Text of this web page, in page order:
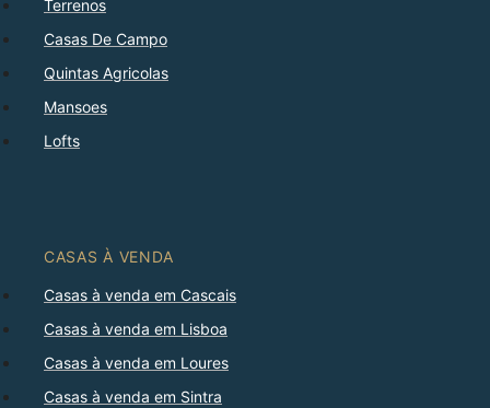
Terrenos
Casas De Campo
Quintas Agricolas
Mansoes
Lofts
CASAS À VENDA
Casas à venda em Cascais
Casas à venda em Lisboa
Casas à venda em Loures
Casas à venda em Sintra